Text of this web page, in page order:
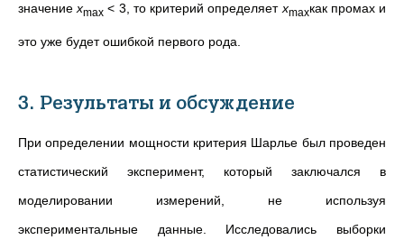
значениеxmax < 3, то критерий определяет xmaxкак промах и
это уже будет ошибкой первого рода.
3. Результаты и обсуждение
При определении мощности критерия Шарлье был проведен
статистический эксперимент, который заключался в
моделировании измерений, не используя
экспериментальные данные. Исследовались выборки